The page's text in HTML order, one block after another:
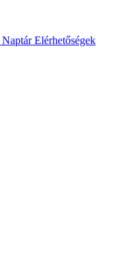
NaptárElérhetőségek